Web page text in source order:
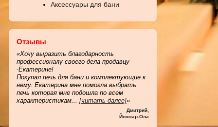
Аксессуары для бани
Отзывы
«Хочу выразить благодарность
профессионалу своего дела продавцу
-Екатерине!
Покупал печь для бани и комплектующие к
нему. Екатерина мне помогла выбрать
печь которая мне подошла по всем
характеристикам... [читать далее]»
Дмитрий,
Йошкар-Ола